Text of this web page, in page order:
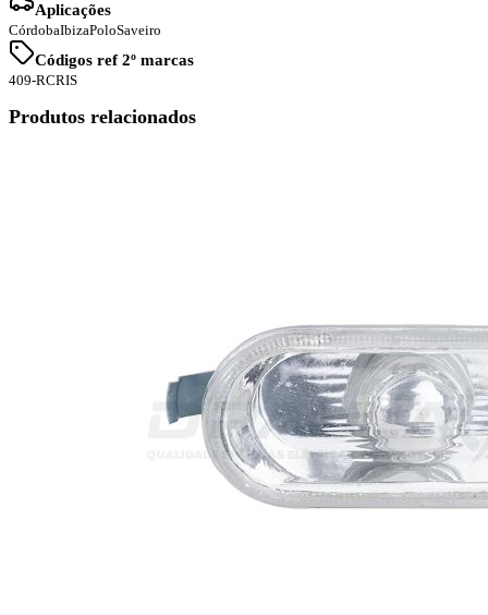
Aplicações
CórdobaIbizaPoloSaveiro
Códigos ref 2º marcas
409-RCRIS
Produtos relacionados